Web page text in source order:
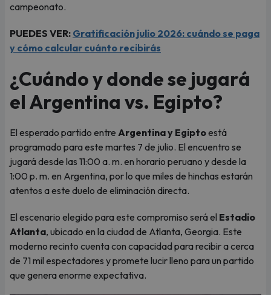
campeonato.
PUEDES VER: Gratificación julio 2026: cuándo se paga
y cómo calcular cuánto recibirás
¿Cuándo y donde se jugará
el Argentina vs. Egipto?
El esperado partido entre Argentina y Egiptoestá
programado para este martes 7 de julio. El encuentro se
jugará desde las 11:00 a. m. en horario peruano y desde la
1:00 p. m. en Argentina, por lo que miles de hinchas estarán
atentos a este duelo de eliminación directa.
El escenario elegido para este compromiso será el Estadio
Atlanta, ubicado en la ciudad de Atlanta, Georgia. Este
moderno recinto cuenta con capacidad para recibir a cerca
de 71 mil espectadores y promete lucir lleno para un partido
que genera enorme expectativa.